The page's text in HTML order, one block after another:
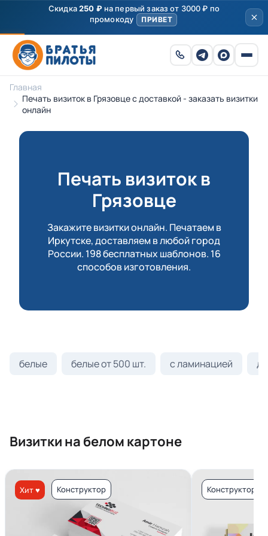
Скидка250 ₽на первый заказ от 3000 ₽ по
промокоду
ПРИВЕТ
Главная
Печать визиток в Грязовце с доставкой - заказать визитки
онлайн
Печать визиток в
Грязовце
Закажите визитки онлайн. Печатаем в
Иркутске, доставляем в любой город
России. 198 бесплатных шаблонов. 16
способов изготовления.
белые белые от 500 шт. с ламинацией
Визитки на белом картоне
Хит ♥ Конструктор Конструктор